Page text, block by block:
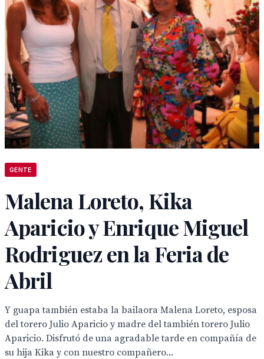
GENTE
Malena Loreto, Kika
Aparicio y Enrique Miguel
Rodriguez en la Feria de
Abril
Y guapa también estaba la bailaora Malena Loreto, esposa
del torero Julio Aparicio y madre del también torero Julio
Aparicio. Disfrutó de una agradable tarde en compañía de
su hija Kika y con nuestro compañero...